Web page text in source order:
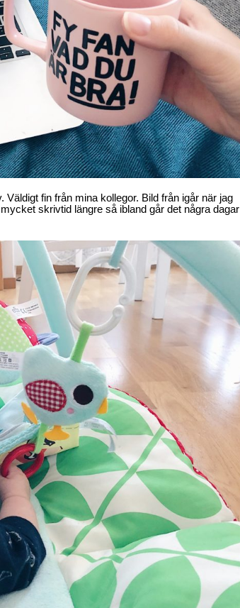
fin från mina kollegor. Bild från igår när jag
skrivtid längre så ibland går det några dagar